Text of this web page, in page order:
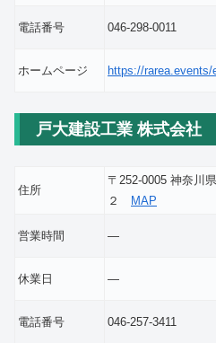
電話番号 046-298-0011
ホームページ https://rarea.events/
戸大建設工業 株式会社
住所
〒252-0005 神奈川
２ MAP
営業時間 ―
休業日 ―
電話番号 046-257-3411